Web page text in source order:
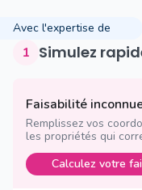
Avec l'expertise de
1 Simulez
Faisabilité
Remplissez vos
les propriétés qui
Calculez votre